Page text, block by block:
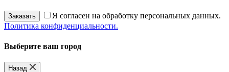
Заказать
Я согласен на обработку персональных данных.
Политика конфиденциальности.
Выберите ваш город
Назад